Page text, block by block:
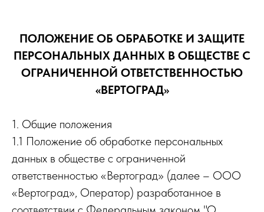
ПОЛОЖЕНИЕ ОБ ОБРАБОТКЕ И ЗАЩИТЕ
ПЕРСОНАЛЬНЫХ ДАННЫХ В ОБЩЕСТВЕ С
ОГРАНИЧЕННОЙ ОТВЕТСТВЕННОСТЬЮ
«ВЕРТОГРАД»
1. Общие положения
1.1 Положение об обработке персональных
данных в обществе с ограниченной
ответственностью «Вертоград» (далее – ООО
«Вертоград», Оператор) разработанное в